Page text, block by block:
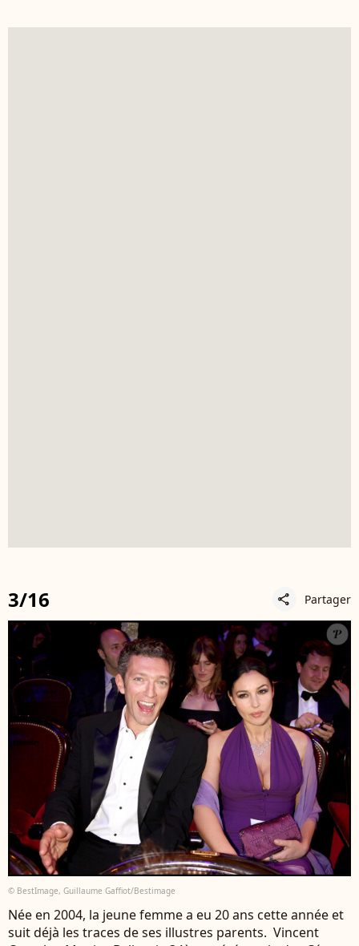
3/16 share Partager
© BestImage, Guillaume Gaffiot/Bestimage
Née en 2004, la jeune femme a eu 20 ans cette année et
suit déjà les traces de ses illustres parents. Vincent